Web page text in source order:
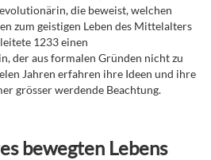
die beweist, welchen
zum geistigen Leben des Mittelalters
1233 einen
der aus formalen Gründen nicht zu
Jahren erfahren ihre Ideen und ihre
grösser werdende Beachtung.
bewegten Lebens